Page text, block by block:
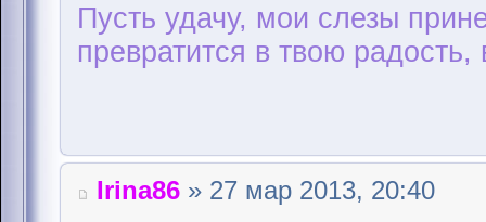
Пусть удачу, мои слезы
превратится в твою радость,
Irina86 » 27 мар 2013, 20:40